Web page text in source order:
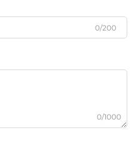
0/200
0/1000